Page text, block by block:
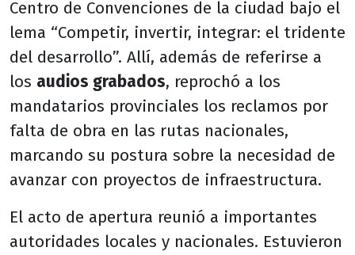
Centro de Convenciones de la ciudad bajo el
lema “Competir, invertir, integrar: el tridente
del desarrollo”. Allí, además de referirse a
los audios grabados, reprochó a los
mandatarios provinciales los reclamos por
falta de obra en las rutas nacionales,
marcando su postura sobre la necesidad de
avanzar con proyectos de infraestructura.
El acto de apertura reunió a importantes
autoridades locales y nacionales. Estuvieron